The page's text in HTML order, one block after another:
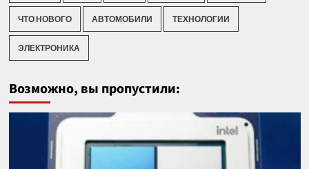
ЧТО НОВОГО АВТОМОБИЛИ ТЕХНОЛОГИИ
ЭЛЕКТРОНИКА
Возможно, вы пропустили: